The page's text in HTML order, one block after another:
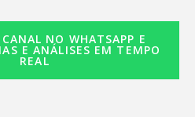
NO WHATSAPP E
E ANÁLISES EM TEMPO
REAL